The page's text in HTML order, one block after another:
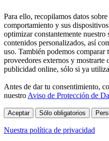
Para ello, recopilamos datos
comportamiento y sus
optimizar constantemente
contenidos personalizados, así
uso. También podemos comparar
proveedores externos y mostrarte
publicidad online, sólo si ya
Antes de dar tu consentimiento,
nuestro Aviso de Protección de
Aceptar Sólo obligatorios
Nuestra política de privacidad